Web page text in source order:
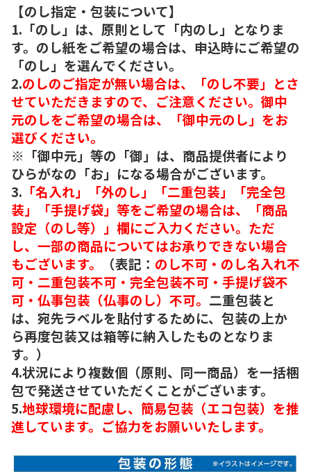
【のし指定・包装について】
1.「のし」は、原則として「内のし」となりま
す。のし紙をご希望の場合は、申込時にご希望の
「のし」を選んでください。
2.のしのご指定が無い場合は、「のし不要」とさ
せていただきますので、ご注意ください。御中
元のしをご希望の場合は、「御中元のし」をお
選びください。
※「御中元」等の「御」は、商品提供者により
ひらがなの「お」になる場合がございます。
3. 「名入れ」「外のし」「二重包装」「完全包
装」「手提げ袋」等をご希望の場合は、「商品
設定（のし等）」欄にご入力ください。ただ
し、一部の商品についてはお承りできない場合
もございます。
（表記： のし不可・のし名入れ不
可・二重包装不可・完全包装不可・手提げ袋不
可・仏事包装（仏事のし）不可。 二重包装と
は、宛先ラベルを貼付するために、包装の上か
ら再度包装又は箱等に納入したものとなりま
す。）
4.状況により複数個（原則、同一商品）を一括梱
包で発送させていただくことがございます。
5.地球環境に配慮し、簡易包装（エコ包装）を推
進しています。ご協力をお願いいたします。